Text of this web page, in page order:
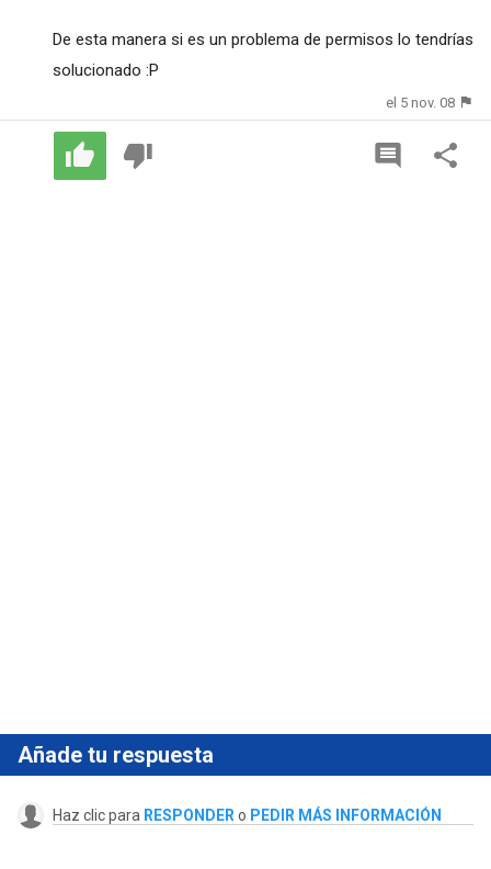
De esta manera si es un problema de permisos lo tendrías
solucionado :P
el 5 nov. 08
Añade tu respuesta
Haz clic para RESPONDER o PEDIR MÁS INFORMACIÓN